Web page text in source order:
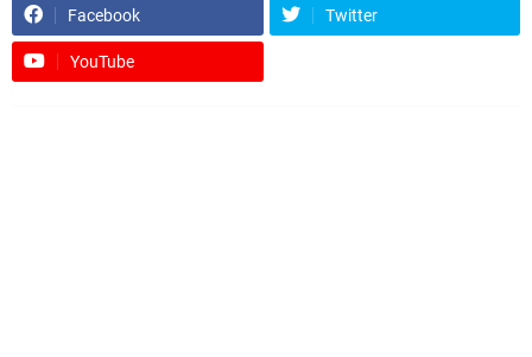
Facebook Twitter
YouTube